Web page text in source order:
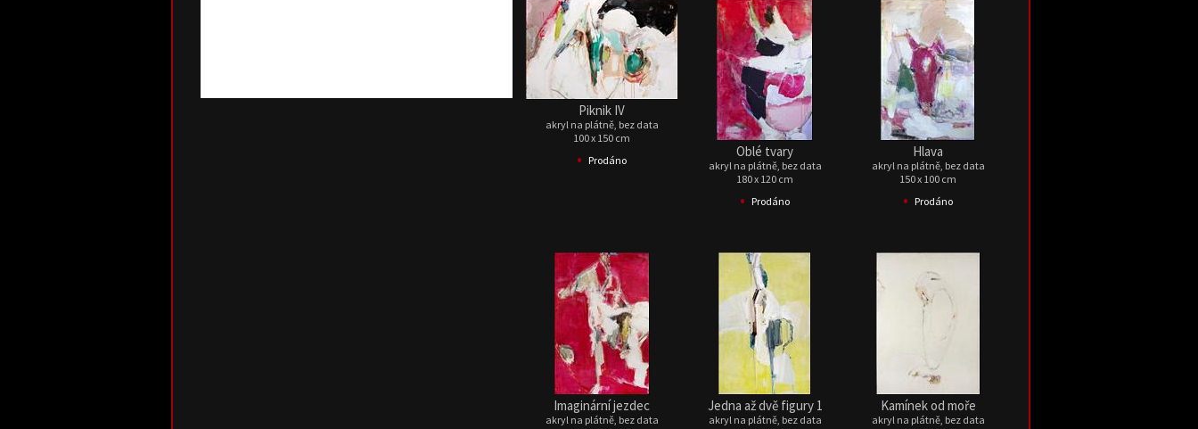
Piknik IV
akryl na plátně, bez data
100 x 150 cm
• Prodáno
Oblé tvary
akryl na plátně, bez data
180 x 120 cm
• Prodáno
Hlava
akryl na plátně, bez data
150 x 100 cm
• Prodáno
Imaginární jezdec
akryl na plátně, bez data
Jedna až dvě figury 1
akryl na plátně, bez data
Kamínek od moře
akryl na plátně, bez data